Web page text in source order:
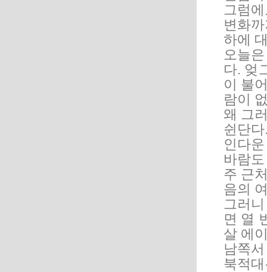
그럼
변화
하에
오늘
다. 엊
이 불
람이
왜 그
쉰단
인다
바람
주 근
음의
그러
면 열
살 에
남쪽
북적